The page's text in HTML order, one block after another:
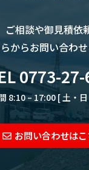
ご相談や御見積依
からお問い合わ
0773-
8:10 – 17:00 [ 土・
お問い合わせはこ